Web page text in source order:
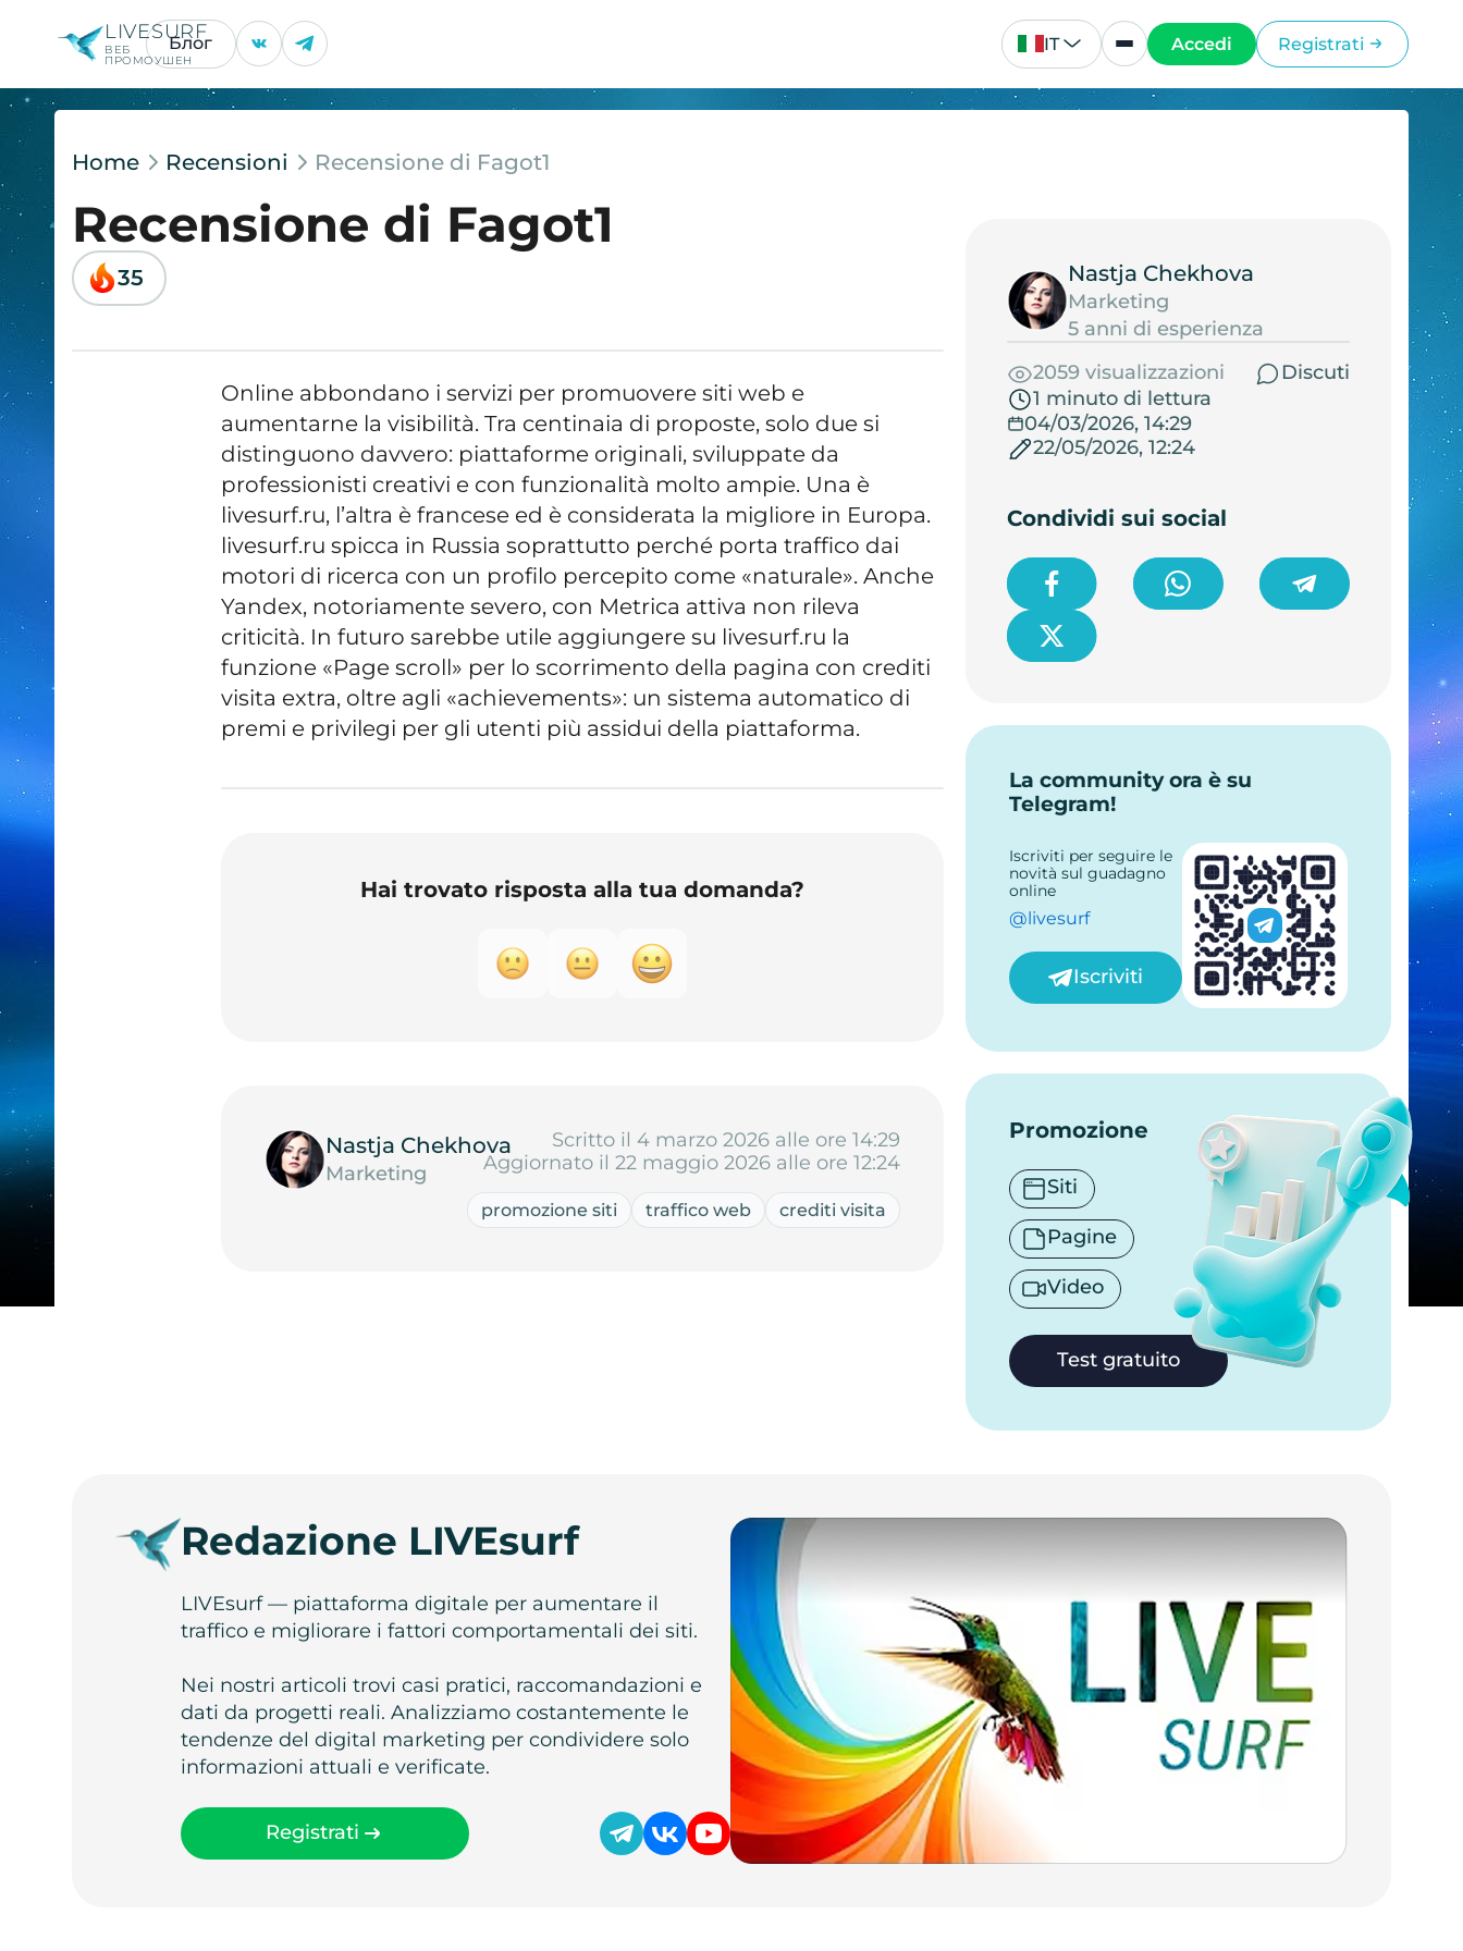
LIVESURF
ВЕБ
ПРОМОУШЕН
Блог IT Accedi Registrati
Home Recensioni Recensione di Fagot1
Recensione di Fagot1
35
Online abbondano i servizi per promuovere siti web e
aumentarne la visibilità. Tra centinaia di proposte, solo due si
distinguono davvero: piattaforme originali, sviluppate da
professionisti creativi e con funzionalità molto ampie. Una è
livesurf.ru, l’altra è francese ed è considerata la migliore in Europa.
livesurf.ru spicca in Russia soprattutto perché porta traffico dai
motori di ricerca con un profilo percepito come «naturale». Anche
Yandex, notoriamente severo, con Metrica attiva non rileva
criticità. In futuro sarebbe utile aggiungere su livesurf.ru la
funzione «Page scroll» per lo scorrimento della pagina con crediti
visita extra, oltre agli «achievements»: un sistema automatico di
premi e privilegi per gli utenti più assidui della piattaforma.
Hai trovato risposta alla tua domanda?
Nastja Chekhova
Marketing
Scritto il 4 marzo 2026 alle ore 14:29
Aggiornato il 22 maggio 2026 alle ore 12:24
promozione siti traffico web crediti visita
Nastja Chekhova
Marketing
5 anni di esperienza
2059 visualizzazioni
Discuti
1 minuto di lettura
04/03/2026, 14:29
22/05/2026, 12:24
Condividi sui social
La community ora è su
Telegram!
Iscriviti per seguire le
novità sul guadagno
online
@livesurf
Iscriviti
Promozione
Siti
Pagine
Video
Test gratuito
Redazione LIVEsurf
LIVEsurf — piattaforma digitale per aumentare il
traffico e migliorare i fattori comportamentali dei siti.
Nei nostri articoli trovi casi pratici, raccomandazioni e
dati da progetti reali. Analizziamo costantemente le
tendenze del digital marketing per condividere solo
informazioni attuali e verificate.
Registrati